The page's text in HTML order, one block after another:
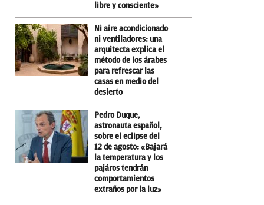
libre y consciente»
Ni aire acondicionado
ni ventiladores: una
arquitecta explica el
método de los árabes
para refrescar las
casas en medio del
desierto
Pedro Duque,
astronauta español,
sobre el eclipse del
12 de agosto: «Bajará
la temperatura y los
pajáros tendrán
comportamientos
extraños por la luz»